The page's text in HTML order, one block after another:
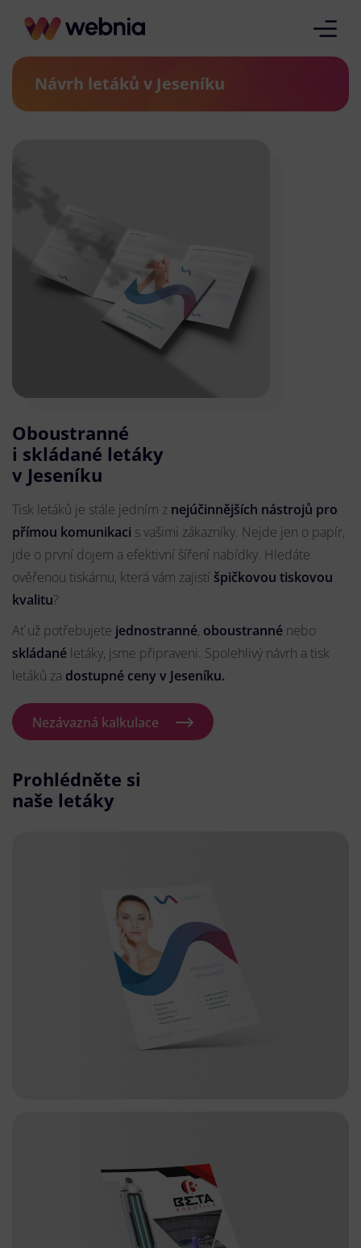
Návrh letáků v Jeseníku
Oboustranné
i skládané letáky
v Jeseníku
Tisk letáků je stále jedním z nejúčinnějších nástrojů pro
přímou komunikaci s vašimi zákazníky. Nejde jen o papír,
jde o první dojem a efektivní šíření nabídky. Hledáte
ověřenou tiskárnu, která vám zajistí špičkovou tiskovou
kvalitu?
Ať už potřebujete jednostranné, oboustranné nebo
skládané letáky, jsme připraveni. Spolehlivý návrh a tisk
letáků za dostupné ceny v Jeseníku.
Nezávazná kalkulace
Prohlédněte si
naše letáky